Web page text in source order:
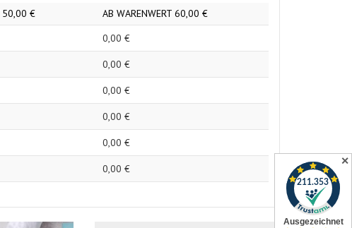
✕
50,00 € AB WARENWERT 60,00 €
0,00 €
0,00 €
0,00 €
0,00 €
0,00 €
0,00 €